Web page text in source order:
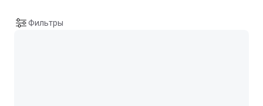
Фильтры